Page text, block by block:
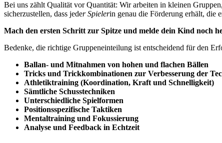
Bei uns zählt Qualität vor Quantität: Wir arbeiten in kleinen
sicherzustellen, dass jeder Spielerin genau die Förderung erhält, die
Mach den ersten Schritt zur Spitze und melde dein Kind noch
Bedenke, die richtige Gruppeneinteilung ist entscheidend für den
Ballan- und Mitnahmen von hohen und flachen Bällen
Tricks und Trickkombinationen zur Verbesserung der
Athletiktraining (Koordination, Kraft und Schnelligkeit)
Sämtliche Schusstechniken
Unterschiedliche Spielformen
Positionsspezifische Taktiken
Mentaltraining und Fokussierung
Analyse und Feedback in Echtzeit